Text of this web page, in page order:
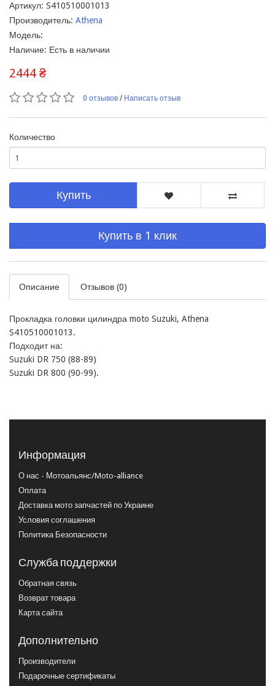
Артикул: S410510001013
Производитель: Athena
Модель:
Наличие: Есть в наличии
2444 ₴
0 отзывов / Написать отзыв
Количество
Купить
Купить в 1 клик
Описание Отзывов (0)
Прокладка головки цилиндра moto Suzuki, Athena
S410510001013.
Подходит на:
Suzuki DR 750 (88-89)
Suzuki DR 800 (90-99).
Информация
О нас - Мотоальянс/Moto-alliance
Оплата
Доставка мото запчастей по Украине
Условия соглашения
Политика Безопасности
Служба поддержки
Обратная связь
Возврат товара
Карта сайта
Дополнительно
Производители
Подарочные сертификаты